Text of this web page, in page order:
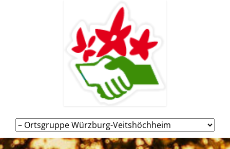
Navigation
überspringen